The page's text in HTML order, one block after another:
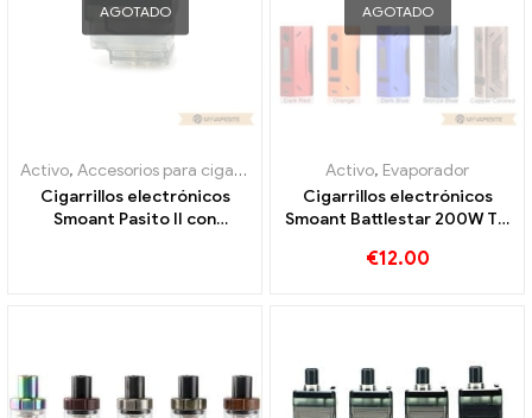
AGOTADO
Activo, Accesorios para cigarrillos electrónicos , Evaporador
Cigarrillos electrónicos
Smoant Pasito II con
AGOTADO
Activo, Evaporador
Cigarrillos electrónicos
Smoant Battlestar 200W TC
personalizados
€12.00